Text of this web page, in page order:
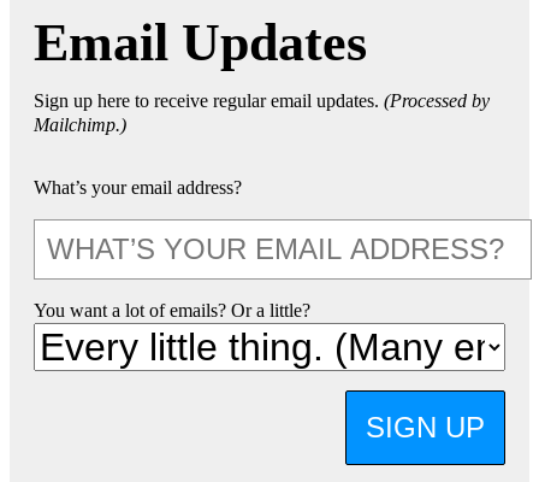
Email Updates
Sign up here to receive regular email updates. (Processed by
Mailchimp.)
What’s your email address?
You want a lot of emails? Or a little?
SIGN UP